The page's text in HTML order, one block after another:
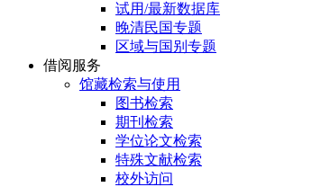
试用/最新数据库
晚清民国专题
区域与国别专题
借阅服务
馆藏检索与使用
图书检索
期刊检索
学位论文检索
特殊文献检索
校外访问